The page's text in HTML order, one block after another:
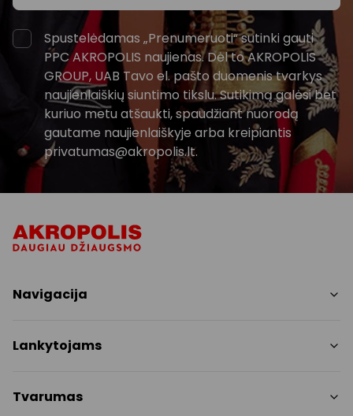
Spustelėdamas „Prenumeruoti“ sutinki gauti
PPC AKROPOLIS naujienas. Dėl to AKROPOLIS
GROUP, UAB Tavo el. pašto duomenis tvarkys
naujienlaiškių siuntimo tikslu. Sutikimą galėsi bet
kuriuo metu atšaukti, spaudžiant nuorodą
gautame naujienlaiškyje arba kreipiantis
privatumas@akropolis.lt.
Navigacija
Paslaugos
Pramogos
Lankytojams
Nemokami patogumai
Tvarumas